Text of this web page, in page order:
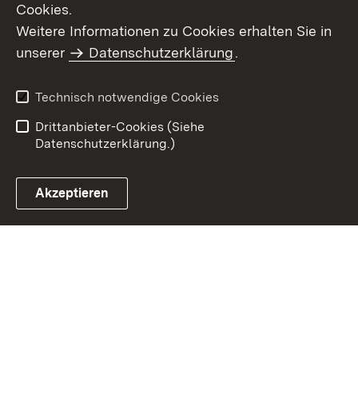
Cookies.
Weitere Informationen zu Cookies erhalten Sie in
unserer
Datenschutzerklärung.
Technisch notwendige Cookies
Drittanbieter-Cookies (Siehe
Datenschutzerklärung.)
Akzeptieren